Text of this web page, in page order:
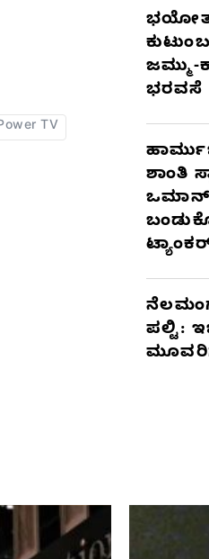
TV
ಜಮ್ಮು-
ಭರವಸೆ
ಶಾಂತಿ
ಪಲ್ಟಿ: